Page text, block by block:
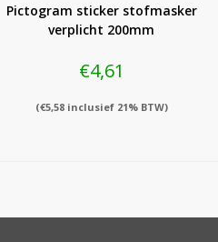
Pictogram sticker stofmasker
verplicht 200mm
€4,61
(€5,58inclusief 21% BTW)